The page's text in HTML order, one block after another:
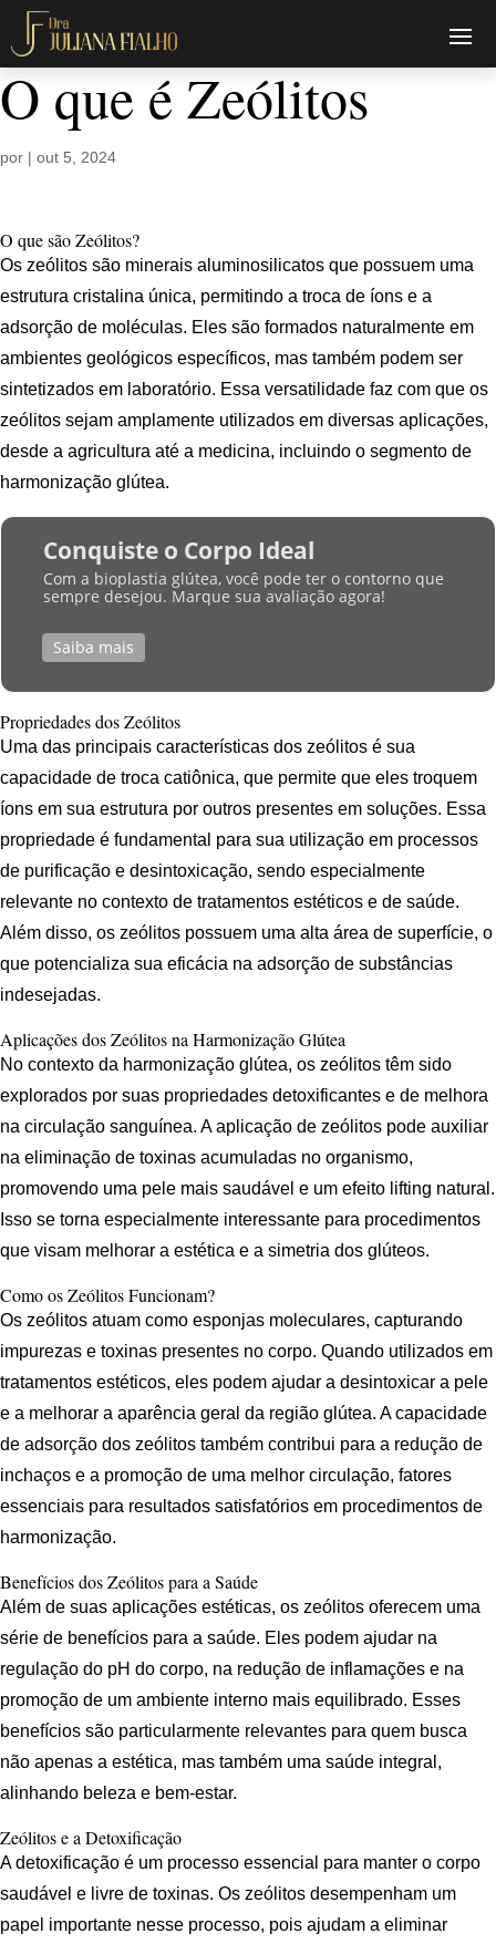
O que é Zeólitos
por | out 5, 2024
O que são Zeólitos?
Os zeólitos são minerais aluminosilicatos que possuem uma
estrutura cristalina única, permitindo a troca de íons e a
adsorção de moléculas. Eles são formados naturalmente em
ambientes geológicos específicos, mas também podem ser
sintetizados em laboratório. Essa versatilidade faz com que os
zeólitos sejam amplamente utilizados em diversas aplicações,
desde a agricultura até a medicina, incluindo o segmento de
harmonização glútea.
Conquiste o Corpo Ideal
Com a bioplastia glútea, você pode ter o contorno que
sempre desejou. Marque sua avaliação agora!
Saiba mais
Propriedades dos Zeólitos
Uma das principais características dos zeólitos é sua
capacidade de troca catiônica, que permite que eles troquem
íons em sua estrutura por outros presentes em soluções. Essa
propriedade é fundamental para sua utilização em processos
de purificação e desintoxicação, sendo especialmente
relevante no contexto de tratamentos estéticos e de saúde.
Além disso, os zeólitos possuem uma alta área de superfície, o
que potencializa sua eficácia na adsorção de substâncias
indesejadas.
Aplicações dos Zeólitos na Harmonização Glútea
No contexto da harmonização glútea, os zeólitos têm sido
explorados por suas propriedades detoxificantes e de melhora
na circulação sanguínea. A aplicação de zeólitos pode auxiliar
na eliminação de toxinas acumuladas no organismo,
promovendo uma pele mais saudável e um efeito lifting natural.
Isso se torna especialmente interessante para procedimentos
que visam melhorar a estética e a simetria dos glúteos.
Como os Zeólitos Funcionam?
Os zeólitos atuam como esponjas moleculares, capturando
impurezas e toxinas presentes no corpo. Quando utilizados em
tratamentos estéticos, eles podem ajudar a desintoxicar a pele
e a melhorar a aparência geral da região glútea. A capacidade
de adsorção dos zeólitos também contribui para a redução de
inchaços e a promoção de uma melhor circulação, fatores
essenciais para resultados satisfatórios em procedimentos de
harmonização.
Benefícios dos Zeólitos para a Saúde
Além de suas aplicações estéticas, os zeólitos oferecem uma
série de benefícios para a saúde. Eles podem ajudar na
regulação do pH do corpo, na redução de inflamações e na
promoção de um ambiente interno mais equilibrado. Esses
benefícios são particularmente relevantes para quem busca
não apenas a estética, mas também uma saúde integral,
alinhando beleza e bem-estar.
Zeólitos e a Detoxificação
A detoxificação é um processo essencial para manter o corpo
saudável e livre de toxinas. Os zeólitos desempenham um
papel importante nesse processo, pois ajudam a eliminar